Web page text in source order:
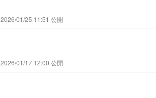
2026/01/25 11:51 公開
2026/01/17 12:00 公開